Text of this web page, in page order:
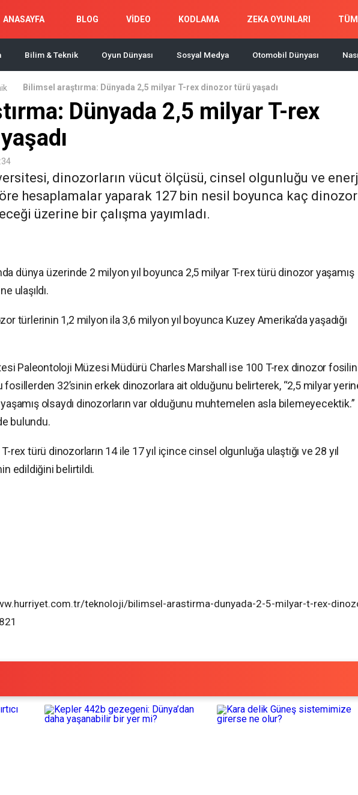
ANASAYFA BLOG VİDEO KODLAMA ZEKA OYUNLARI
Bilim & Teknik Oyun Dünyası Sosyal Medya Otomobil Dünyası
Bilimsel araştırma: Dünyada 2,5 milyar T-rex dinozor türü yaşadı
Dünyada 2,5 milyar T-rex
dinozorların vücut ölçüsü, cinsel olgunluğu ve
hesaplamalar yaparak 127 bin nesil boyunca kaç dinozor
üzerine bir çalışma yayımladı.
dünya üzerinde 2 milyon yıl boyunca 2,5 milyar T-rex türü dinozor yaşamış
ulaşıldı.
türlerinin 1,2 milyon ila 3,6 milyon yıl boyunca Kuzey Amerika’da yaşadığı
Paleontoloji Müzesi Müdürü Charles Marshall ise 100 T-rex dinozor
fosillerden 32’sinin erkek dinozorlara ait olduğunu belirterek, “2,5 milyar
olsaydı dinozorların var olduğunu muhtemelen asla bilemeyecektik.”
bulundu.
rex türü dinozorların 14 ile 17 yıl içince cinsel olgunluğa ulaştığı ve 28 yıl
edildiğini belirtildi.
teknoloji/bilimsel-arastirma-dunyada-2-5-milyar-t-rex-